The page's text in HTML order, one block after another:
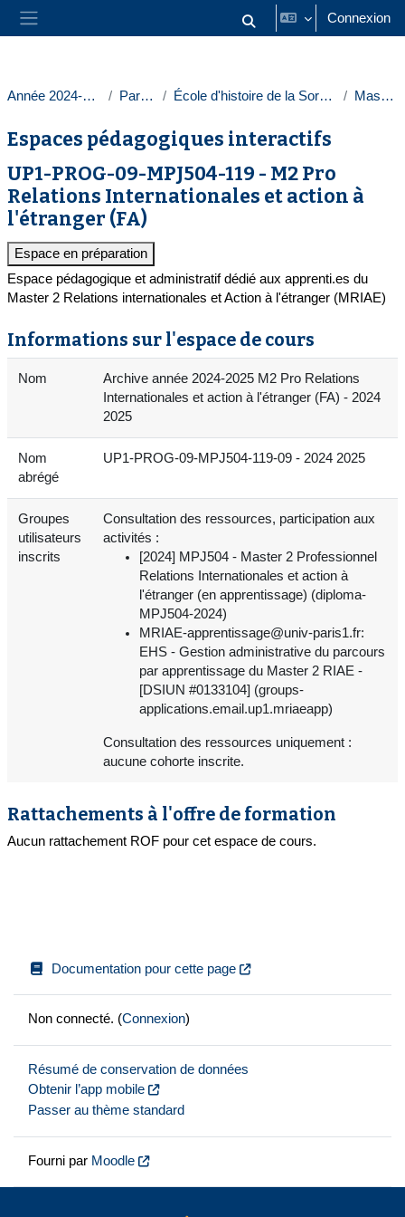
Passer au contenu principal
Panneau latéral Activer/désactiver la saisie
Connexion
Année 2024-2025 Paris 1 École d'histoire de la Sorbonne Masters
Espaces pédagogiques interactifs
UP1-PROG-09-MPJ504-119 - M2 Pro
Relations Internationales et action à
l'étranger (FA)
Espace en préparation
Espace pédagogique et administratif dédié aux apprenti.es du
Master 2 Relations internationales et Action à l'étranger (MRIAE)
Informations sur l'espace de cours
Nom
Archive année 2024-2025 M2 Pro Relations
Internationales et action à l'étranger (FA) - 2024
2025
Nom
abrégé
UP1-PROG-09-MPJ504-119-09 - 2024 2025
Groupes
utilisateurs
inscrits
Consultation des ressources, participation aux
activités :
[2024] MPJ504 - Master 2 Professionnel
Relations Internationales et action à
l'étranger (en apprentissage) (diploma-
MPJ504-2024)
MRIAE-apprentissage@univ-paris1.fr:
EHS - Gestion administrative du parcours
par apprentissage du Master 2 RIAE -
[DSIUN #0133104] (groups-
applications.email.up1.mriaeapp)
Consultation des ressources uniquement :
aucune cohorte inscrite.
Rattachements à l'offre de formation
Aucun rattachement ROF pour cet espace de cours.
Documentation pour cette page
Non connecté. (Connexion)
Résumé de conservation de données
Obtenir l’app mobile
Passer au thème standard
Fourni par Moodle